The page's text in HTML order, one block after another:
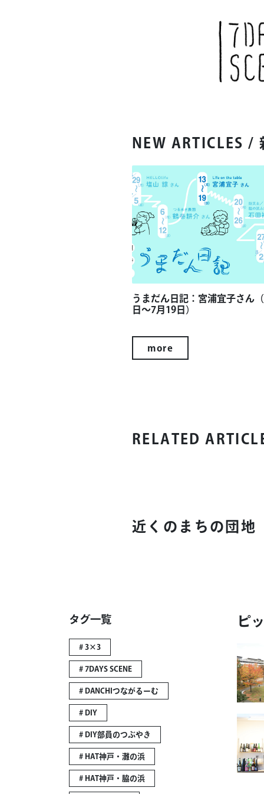
NEW ARTICLES /
うまだん日記：宮浦宜子さん
日～7月19日）
more
RELATED
近くのまちの団地
タグ一覧
# 3×3
# 7DAYS SCENE
# DANCHIつながるーむ
# DIY
# DIY部員のつぶやき
# HAT神戸・灘の浜
# HAT神戸・脇の浜
ピ